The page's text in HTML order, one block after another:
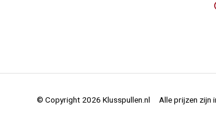
© Copyright 2026 Klusspullen.nl Alle prijzen zijn